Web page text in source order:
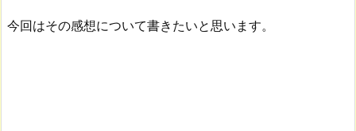
今回はその感想について書きたいと思います。